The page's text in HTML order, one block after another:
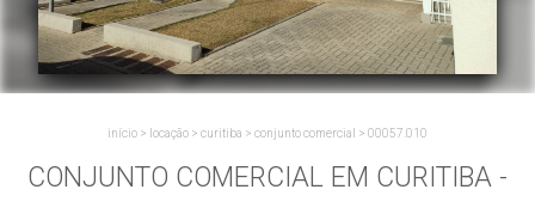
início > locação > curitiba > conjunto comercial > 00057.010
CONJUNTO COMERCIAL EM CURITIBA -